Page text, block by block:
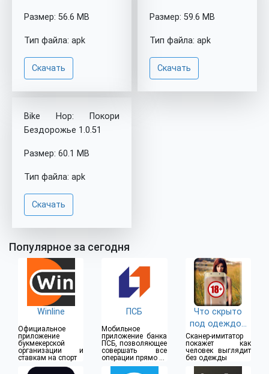
Размер: 56.6 MB
Тип файла: apk
Скачать
Размер: 59.6 MB
Тип файла: apk
Скачать
Bike Hop: Покори
Бездорожье 1.0.51
Размер: 60.1 MB
Тип файла: apk
Скачать
Популярное за сегодня
Winline
Официальное
приложение
букмекерской
организации и
ставкам на спорт
ПСБ
Мобильное
приложение банка
ПСБ, позволяющее
совершать все
операции прямо из
дома
Что скрыто
под одеждой
(18+)
Сканер-имитатор
покажет как
человек выглядит
без одежды